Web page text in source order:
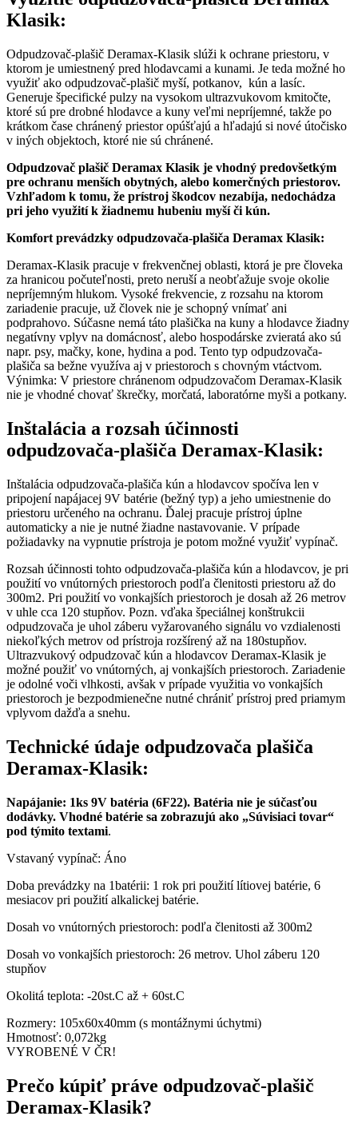
Klasik:
Odpudzovač-plašič Deramax-Klasik slúži k ochrane priestoru, v
ktorom je umiestnený pred hlodavcami a kunami. Je teda možné ho
využiť ako odpudzovač-plašič myší, potkanov, kún a lasíc.
Generuje špecifické pulzy na vysokom ultrazvukovom kmitočte,
ktoré sú pre drobné hlodavce a kuny veľmi nepríjemné, takže po
krátkom čase chránený priestor opúšťajú a hľadajú si nové útočisko
v iných objektoch, ktoré nie sú chránené.
Odpudzovač plašič Deramax Klasik je vhodný predovšetkým
pre ochranu menších obytných, alebo komerčných priestorov.
Vzhľadom k tomu, že prístroj škodcov nezabíja, nedochádza
pri jeho využití k žiadnemu hubeniu myší či kún.
Komfort prevádzky odpudzovača-plašiča Deramax Klasik:
Deramax-Klasik pracuje v frekvenčnej oblasti, ktorá je pre človeka
za hranicou počuteľnosti, preto neruší a neobťažuje svoje okolie
nepríjemným hlukom. Vysoké frekvencie, z rozsahu na ktorom
zariadenie pracuje, už človek nie je schopný vnímať ani
podprahovo. Súčasne nemá táto plašička na kuny a hlodavce žiadny
negatívny vplyv na domácnosť, alebo hospodárske zvieratá ako sú
napr. psy, mačky, kone, hydina a pod. Tento typ odpudzovača-
plašiča sa bežne využíva aj v priestoroch s chovným vtáctvom.
Výnimka: V priestore chránenom odpudzovačom Deramax-Klasik
nie je vhodné chovať škrečky, morčatá, laboratórne myši a potkany.
Inštalácia a rozsah účinnosti
odpudzovača-plašiča Deramax-Klasik:
Inštalácia odpudzovača-plašiča kún a hlodavcov spočíva len v
pripojení napájacej 9V batérie (bežný typ) a jeho umiestnenie do
priestoru určeného na ochranu. Ďalej pracuje prístroj úplne
automaticky a nie je nutné žiadne nastavovanie. V prípade
požiadavky na vypnutie prístroja je potom možné využiť vypínač.
Rozsah účinnosti tohto odpudzovača-plašiča kún a hlodavcov, je pri
použití vo vnútorných priestoroch podľa členitosti priestoru až do
300m2. Pri použití vo vonkajších priestoroch je dosah až 26 metrov
v uhle cca 120 stupňov. Pozn. vďaka špeciálnej konštrukcii
odpudzovača je uhol záberu vyžarovaného signálu vo vzdialenosti
niekoľkých metrov od prístroja rozšírený až na 180stupňov.
Ultrazvukový odpudzovač kún a hlodavcov Deramax-Klasik je
možné použiť vo vnútorných, aj vonkajších priestoroch. Zariadenie
je odolné voči vlhkosti, avšak v prípade využitia vo vonkajších
priestoroch je bezpodmienečne nutné chrániť prístroj pred priamym
vplyvom dažďa a snehu.
Technické údaje odpudzovača plašiča
Deramax-Klasik:
Napájanie: 1ks 9V batéria (6F22). Batéria nie je súčasťou
dodávky. Vhodné batérie sa zobrazujú ako „Súvisiaci tovar“
pod týmito textami.
Vstavaný vypínač: Áno
Doba prevádzky na 1batérii: 1 rok pri použití lítiovej batérie, 6
mesiacov pri použití alkalickej batérie.
Dosah vo vnútorných priestoroch: podľa členitosti až 300m2
Dosah vo vonkajších priestoroch: 26 metrov. Uhol záberu 120
stupňov
Okolitá teplota: -20st.C až + 60st.C
Rozmery: 105x60x40mm (s montážnymi úchytmi)
Hmotnosť: 0,072kg
VYROBENÉ V ČR!
Prečo kúpiť práve odpudzovač-plašič
Deramax-Klasik?